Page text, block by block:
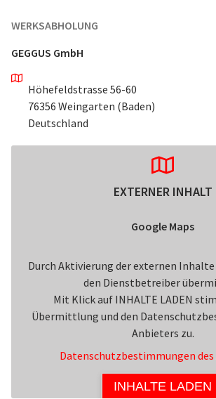
WERKSABHOLUNG
GEGGUS GmbH
Höhefeldstrasse 56-60
76356 Weingarten (Baden)
Deutschland
EXTERNER INHALT
Google Maps
Durch Aktivierung der externen
den Dienstbetreiber
Mit Klick auf INHALTE LADEN
Übermittlung und den
Anbieters zu.
Datenschutzbestimmungen
INHALTE LADEN